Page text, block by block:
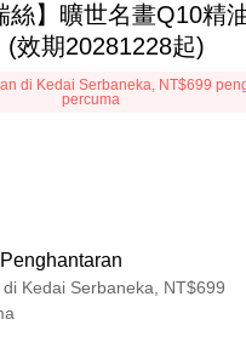
絲】曠世名畫Q10精
效期20281228起)
di Kedai Serbaneka, NT$699
percuma
Kedai Serbaneka, NT$699